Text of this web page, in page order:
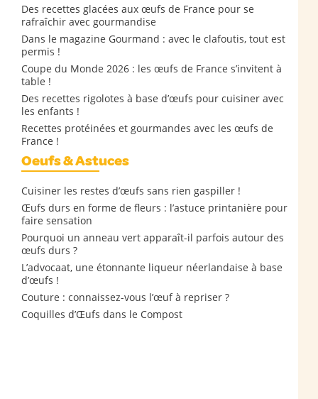
Des recettes glacées aux œufs de France pour se
rafraîchir avec gourmandise
Dans le magazine Gourmand : avec le clafoutis, tout est
permis !
Coupe du Monde 2026 : les œufs de France s’invitent à
table !
Des recettes rigolotes à base d’œufs pour cuisiner avec
les enfants !
Recettes protéinées et gourmandes avec les œufs de
France !
Oeufs & Astuces
Cuisiner les restes d’œufs sans rien gaspiller !
Œufs durs en forme de fleurs : l’astuce printanière pour
faire sensation
Pourquoi un anneau vert apparaît-il parfois autour des
œufs durs ?
L’advocaat, une étonnante liqueur néerlandaise à base
d’œufs !
Couture : connaissez-vous l’œuf à repriser ?
Coquilles d’Œufs dans le Compost